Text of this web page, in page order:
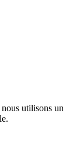
utilisons un